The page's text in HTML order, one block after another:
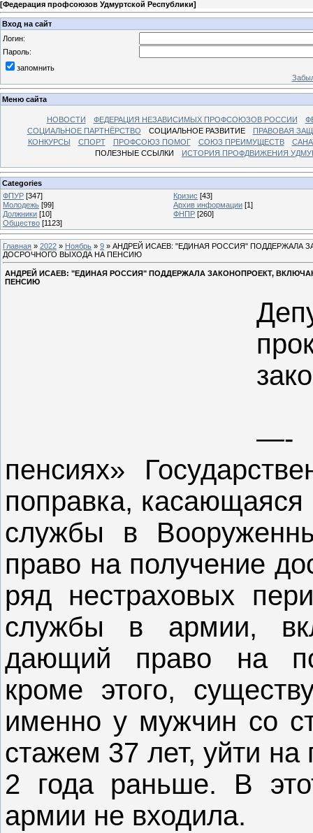
[Федерация профсоюзов Удмуртской Республики]
Вход на сайт
Логин:
Пароль:
запомнить
Меню сайта
НОВОСТИ ФЕДЕРАЦИЯ НЕЗАВИСИМЫХ ПРОФСОЮЗОВ РОССИИ
СОЦИАЛЬНОЕ ПАРТНЁРСТВО
СОЦИАЛЬНОЕ РАЗВИТИЕ
ПРАВОВАЯ
КОНКУРСЫ
СПОРТ ПРОФСОЮЗ ПОМОГ СОЮЗ ПРЕИМУЩЕСТВ
ПОЛЕЗНЫЕ ССЫЛКИ
ИСТОРИЯ ПРОФДВИЖЕНИЯ
Categories
ФПУР [347] Кризис [43]
Молодежь [99] Архив информации [1]
Должники [10] ФНПР [260]
Общество [1123]
Главная » 2022 » Ноябрь » 9 » АНДРЕЙ ИСАЕВ: "ЕДИНАЯ РОССИЯ"
ДОСРОЧНОГО ВЫХОДА НА ПЕНСИЮ
АНДРЕЙ ИСАЕВ: "ЕДИНАЯ РОССИЯ" ПОДДЕРЖАЛА ЗАКОНОПРОЕКТ,
ПЕНСИЮ
—-
пенсиях»
поправка,
службы в
право на получение
ряд нестраховых
службы в армии,
дающий право на
кроме этого,
именно у мужчин со
стажем 37 лет, уйти
2 года раньше. В
армии не входила.